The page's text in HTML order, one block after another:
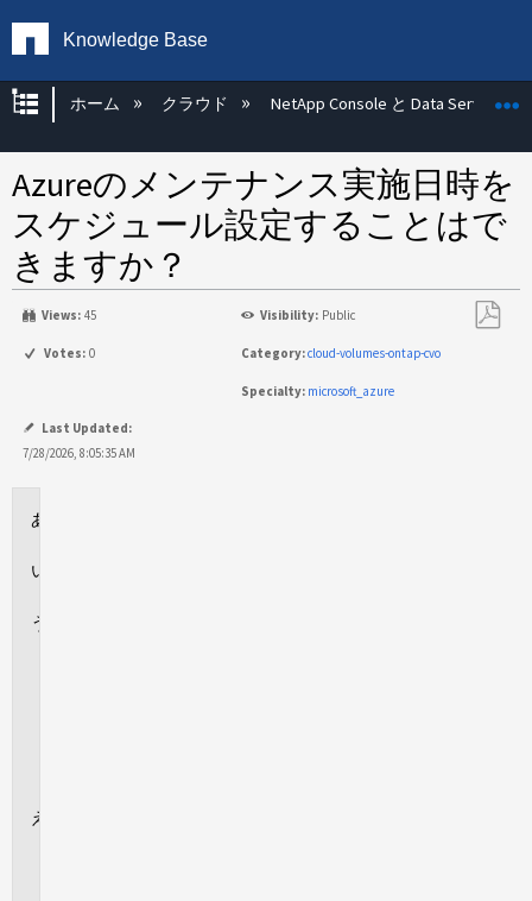
Knowledge Base
グローバル階層を展開/折りたたむ
ホーム クラウド NetApp Console と Data Services
Azureのメンテナンス実施日時を
スケジュール設定することはで
きますか？
Views: 45 Visibility: Public
Votes: 0 Category:cloud-volumes-ontap-cvo
Specialty: microsoft_azure
Last Updated:
7/28/2026, 8:05:35 AM